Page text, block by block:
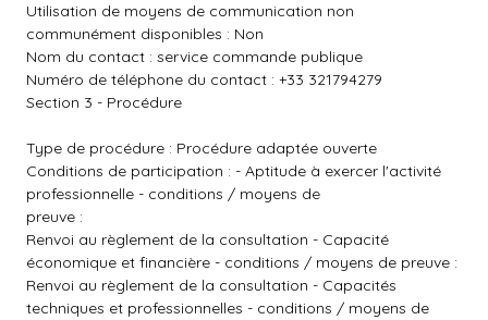
Utilisation de moyens de communication non
communément disponibles : Non
Nom du contact : service commande publique
Numéro de téléphone du contact : +33 321794279
Section 3 - Procédure
Type de procédure : Procédure adaptée ouverte
Conditions de participation : - Aptitude à exercer l'activité
professionnelle - conditions / moyens de
preuve :
Renvoi au règlement de la consultation - Capacité
économique et financière - conditions / moyens de preuve :
Renvoi au règlement de la consultation - Capacités
techniques et professionnelles - conditions / moyens de